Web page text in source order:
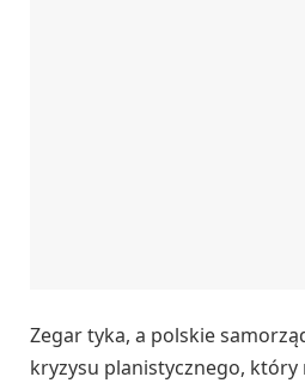
Zegar tyka, a polskie
kryzysu planistycznego, który